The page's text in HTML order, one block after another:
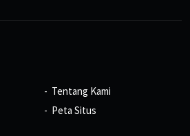
Tentang Kami
Peta Situs